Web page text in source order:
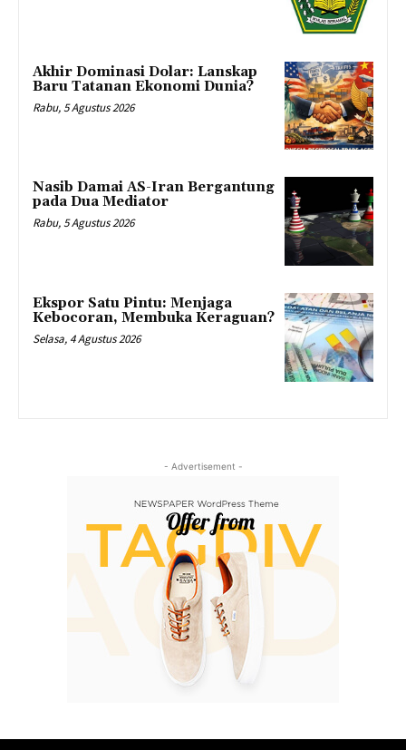
Akhir Dominasi Dolar: Lanskap
Baru Tatanan Ekonomi Dunia?
Rabu, 5 Agustus 2026
Nasib Damai AS-Iran Bergantung
pada Dua Mediator
Rabu, 5 Agustus 2026
Ekspor Satu Pintu: Menjaga
Kebocoran, Membuka Keraguan?
Selasa, 4 Agustus 2026
- Advertisement -